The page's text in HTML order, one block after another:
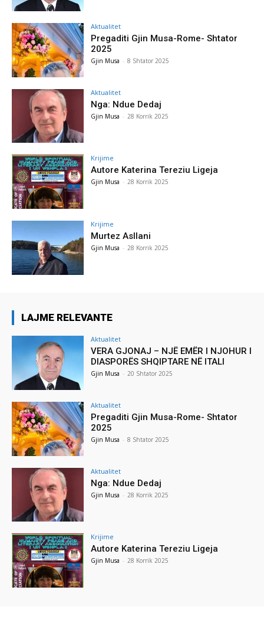
Aktualitet
Pregaditi Gjin Musa-Rome- Shtator
2025
Gjin Musa - 8 Shtator 2025
Aktualitet
Nga: Ndue Dedaj
Gjin Musa - 28 Korrik 2025
Krijime
Autore Katerina Tereziu Ligeja
Gjin Musa - 28 Korrik 2025
Krijime
Murtez Asllani
Gjin Musa - 28 Korrik 2025
LAJME RELEVANTE
Aktualitet
VERA GJONAJ – NJË EMËR I NJOHUR I
DIASPORËS SHQIPTARE NË ITALI
Gjin Musa - 20 Shtator 2025
Aktualitet
Pregaditi Gjin Musa-Rome- Shtator
2025
Gjin Musa - 8 Shtator 2025
Aktualitet
Nga: Ndue Dedaj
Gjin Musa - 28 Korrik 2025
Krijime
Autore Katerina Tereziu Ligeja
Gjin Musa - 28 Korrik 2025